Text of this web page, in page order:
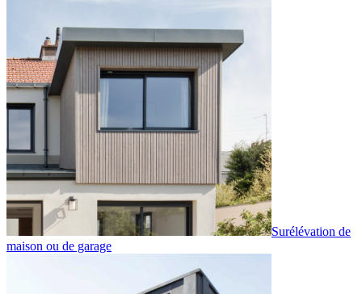
Surélévation de
maison ou de garage